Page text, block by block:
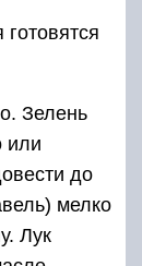
Зелень
или
до
мелко
Лук